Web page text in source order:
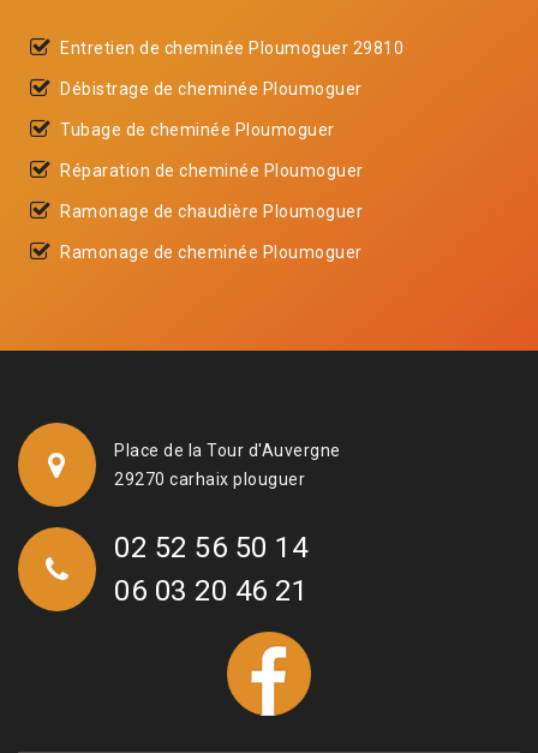
Entretien de cheminée Ploumoguer 29810
Débistrage de cheminée Ploumoguer
Tubage de cheminée Ploumoguer
Réparation de cheminée Ploumoguer
Ramonage de chaudière Ploumoguer
Ramonage de cheminée Ploumoguer
Place de la Tour d'Auvergne
29270 carhaix plouguer
02 52 56 50 14
06 03 20 46 21